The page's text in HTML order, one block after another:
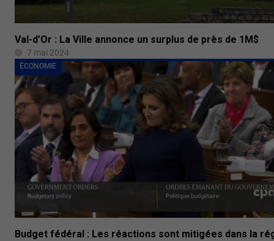
Val-d’Or : La Ville annonce un surplus de près de 1M$
7 mai 2024
ÉCONOMIE
Budget fédéral : Les réactions sont mitigées dans la